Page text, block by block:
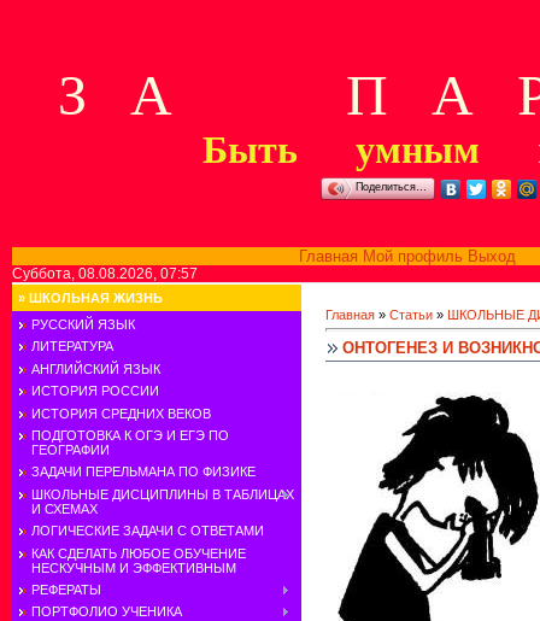
З А П А Р
Быть умным
Поделиться…
Главная Мой профиль Выход
Суббота, 08.08.2026, 07:57
» ШКОЛЬНАЯ ЖИЗНЬ
РУССКИЙ ЯЗЫК
ЛИТЕРАТУРА
АНГЛИЙСКИЙ ЯЗЫК
ИСТОРИЯ РОССИИ
ИСТОРИЯ СРЕДНИХ ВЕКОВ
ПОДГОТОВКА К ОГЭ И ЕГЭ ПО
ГЕОГРАФИИ
ЗАДАЧИ ПЕРЕЛЬМАНА ПО ФИЗИКЕ
ШКОЛЬНЫЕ ДИСЦИПЛИНЫ В ТАБЛИЦАХ
И СХЕМАХ
ЛОГИЧЕСКИЕ ЗАДАЧИ С ОТВЕТАМИ
КАК СДЕЛАТЬ ЛЮБОЕ ОБУЧЕНИЕ
НЕСКУЧНЫМ И ЭФФЕКТИВНЫМ
РЕФЕРАТЫ
ПОРТФОЛИО УЧЕНИКА
Главная » Статьи » ШКОЛЬНЫЕ
ОНТОГЕНЕЗ И